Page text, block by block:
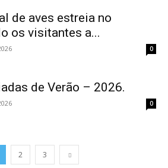
de aves estreia no
os visitantes a...
0
de Verão – 2026.
0
2 3